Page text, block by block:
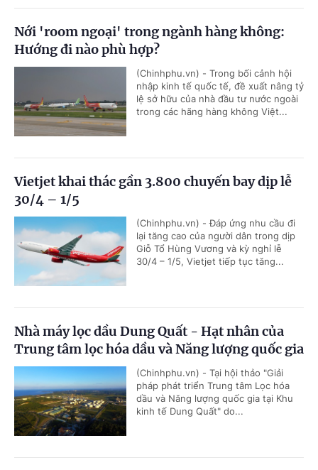
Nới 'room ngoại' trong ngành hàng không:
Hướng đi nào phù hợp?
(Chinhphu.vn) - Trong bối cảnh hội
nhập kinh tế quốc tế, đề xuất nâng tỷ
lệ sở hữu của nhà đầu tư nước ngoài
trong các hãng hàng không Việt...
Vietjet khai thác gần 3.800 chuyến bay dịp lễ
30/4 – 1/5
(Chinhphu.vn) - Đáp ứng nhu cầu đi
lại tăng cao của người dân trong dịp
Giỗ Tổ Hùng Vương và kỳ nghỉ lễ
30/4 – 1/5, Vietjet tiếp tục tăng...
Nhà máy lọc dầu Dung Quất - Hạt nhân của
Trung tâm lọc hóa dầu và Năng lượng quốc gia
(Chinhphu.vn) - Tại hội thảo "Giải
pháp phát triển Trung tâm Lọc hóa
dầu và Năng lượng quốc gia tại Khu
kinh tế Dung Quất" do...